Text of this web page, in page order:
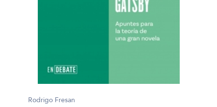
Rodrigo Fresan